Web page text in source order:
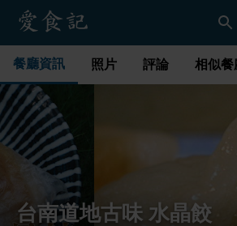
餐廳資訊 照片 評論 相似餐
台南道地古味 水晶餃